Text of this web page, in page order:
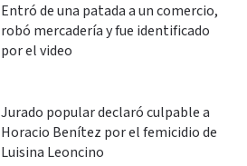
Entró de una patada a un comercio,
robó mercadería y fue identificado
por el video
Jurado popular declaró culpable a
Horacio Benítez por el femicidio de
Luisina Leoncino